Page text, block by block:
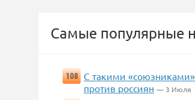
Самые популярные
108
С такими
против россиян — 3 Июля